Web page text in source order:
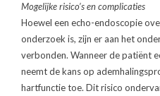
Mogelijke risico’s en complicaties
Hoewel een echo-endoscopie
onderzoek is, zijn er aan het
verbonden. Wanneer de patiënt
neemt de kans op
hartfunctie toe. Dit risico